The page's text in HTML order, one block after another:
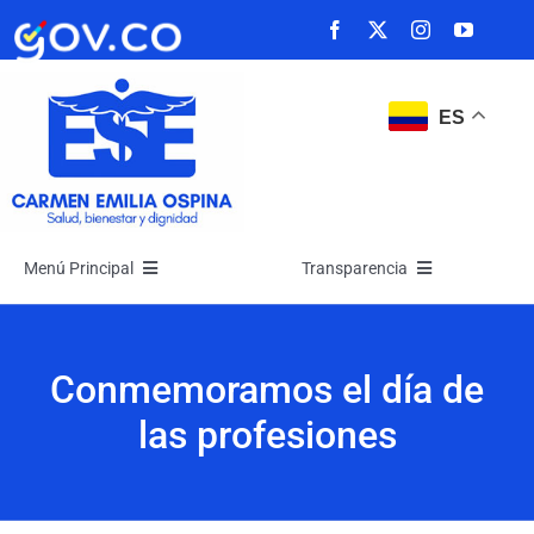
Saltar
ES
Menú Principal
La Empresa
Transparencia
Atención y Servicios a la Ciudadanía
Conmemoramos el día de
las profesiones